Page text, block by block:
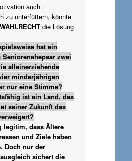
auch
zu unterfüttern, könnte
die Lösung
hat ein
zwei
alleinerziehende
minderjährigen
nur eine Stimme?
ist ein Land, das
seiner Zukunft das
legitim, dass Ältere
und Ziele haben
Doch nur der
sichert die